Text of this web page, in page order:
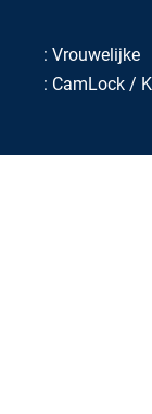
Vrouwelijke
CamLock /